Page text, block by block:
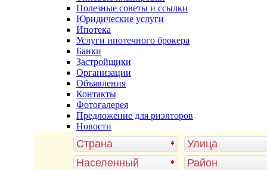
Полезные советы и ссылки
Юридические услуги
Ипотека
Услуги ипотечного брокера
Банки
Застройщики
Организации
Объявления
Контакты
Фотогалерея
Предложение для риэлторов
Новости
Страна
Населенный
Улица
Район